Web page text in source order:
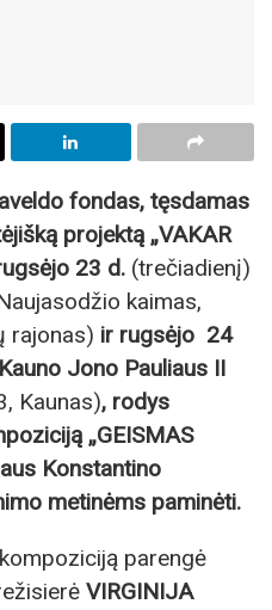
fondas, tęsdamas
projektą „VAKAR
23 d. (trečiadienį)
kaimas,
rajonas) ir rugsėjo 24
Kauno Jono Pauliaus II
Kaunas), rodys
„GEISMAS
Konstantino
metinėms paminėti.
parengė
VIRGINIJA